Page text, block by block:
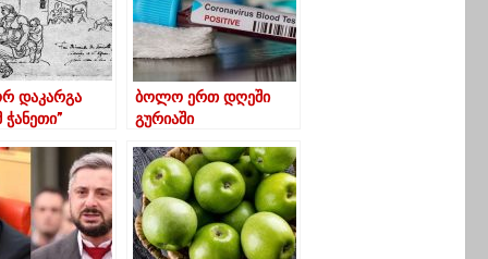
დაკარგა
ჭანეთი”
ბოლო ერთ დღეში
გურიაში
შემთხვევა
დაფიქსირდა